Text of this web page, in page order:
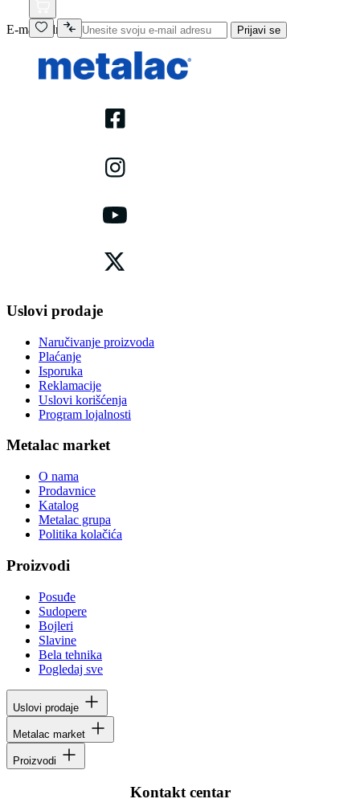
E-mail adresa Prijavi se
Uslovi prodaje
Naručivanje proizvoda
Plaćanje
Isporuka
Reklamacije
Uslovi korišćenja
Program lojalnosti
Metalac market
O nama
Prodavnice
Katalog
Metalac grupa
Politika kolačića
Proizvodi
Posuđe
Sudopere
Bojleri
Slavine
Bela tehnika
Pogledaj sve
Uslovi prodaje
Metalac market
Proizvodi
Kontakt centar